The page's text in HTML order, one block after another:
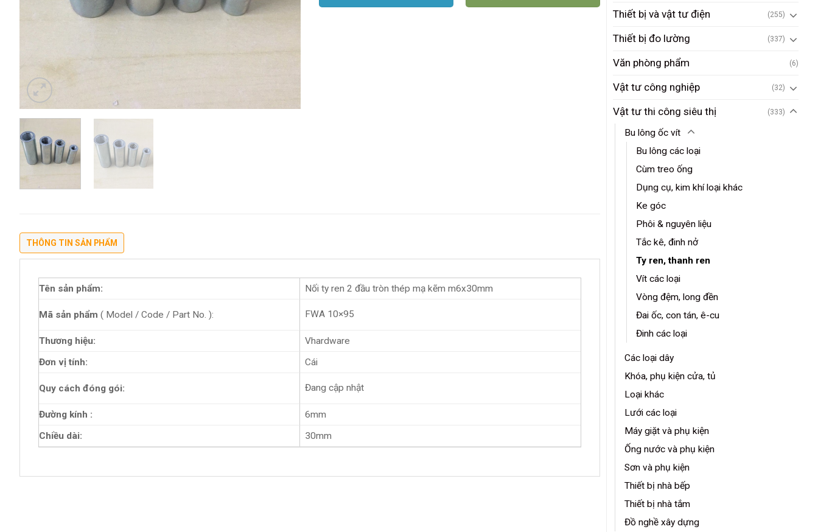
Thiết bị và vật tư điện (255)
Thiết bị đo lường (337)
Văn phòng phẩm (6)
Vật tư công nghiệp (32)
Vật tư thi công siêu thị (333)
Bu lông ốc vít
Bu lông các loại
Cùm treo ống
Dụng cụ, kim khí loại khác
Ke góc
Phôi & nguyên liệu
Tắc kê, đinh nở
Ty ren, thanh ren
Vít các loại
Vòng đệm, long đền
Đai ốc, con tán, ê-cu
Đinh các loại
Các loại dây
Khóa, phụ kiện cửa, tủ
Loại khác
Lưới các loại
Máy giặt và phụ kiện
Ống nước và phụ kiện
Sơn và phụ kiện
Thiết bị nhà bếp
Thiết bị nhà tắm
Đồ nghề xây dựng
THÔNG TIN SẢN PHẨM
Tên sản phẩm: Nối ty ren 2 đầu tròn thép mạ kẽm m6x30mm
Mã sản phẩm ( Model / Code / Part No. ): FWA 10×95
Thương hiệu:
Vhardware
Đơn vị tính:
Cái
Quy cách đóng gói: Đang cập nhật
Đường kính :
6mm
Chiều dài:
30mm